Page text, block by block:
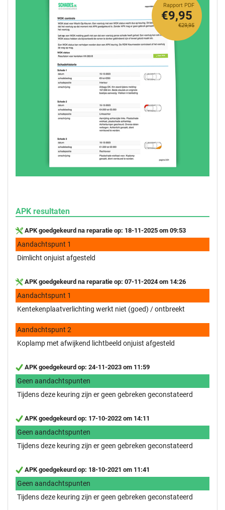
Rapport PDF
€29,95
€9,95
APK resultaten
APK goedgekeurd na reparatie op: 18-11-2025 om 09:53
Aandachtspunt 1
Dimlicht onjuist afgesteld
APK goedgekeurd na reparatie op: 07-11-2024 om 14:26
Aandachtspunt 1
Kentekenplaatverlichting werkt niet (goed) / ontbreekt
Aandachtspunt 2
Koplamp met afwijkend lichtbeeld onjuist afgesteld
APK goedgekeurd op: 24-11-2023 om 11:59
Geen aandachtspunten
Tijdens deze keuring zijn er geen gebreken geconstateerd
APK goedgekeurd op: 17-10-2022 om 14:11
Geen aandachtspunten
Tijdens deze keuring zijn er geen gebreken geconstateerd
APK goedgekeurd op: 18-10-2021 om 11:41
Geen aandachtspunten
Tijdens deze keuring zijn er geen gebreken geconstateerd